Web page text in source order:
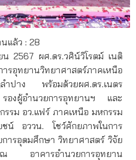
แล้ว : 28
2567 ผศ.ดร.วศิน์วิโรตม์ เนติ
ทยานวิทยาศาสตร์ภาคเหนือ
ลำปาง พร้อมด้วยผศ.ดร.เนตร
งผู้อำนวยการอุทยานฯ และ
กรรม อว.แฟร์ ภาคเหนือ มหกรรม
ยชน์ อววน. โชว์ศักยภาพในการ
ารอุดมศึกษา วิทยาศาสตร์ วิจัย
อาคารอำนวยการอุทยาน